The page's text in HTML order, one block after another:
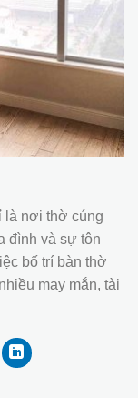
là nơi thờ cúng
đình và sự tôn
bố trí bàn thờ
may mắn, tài